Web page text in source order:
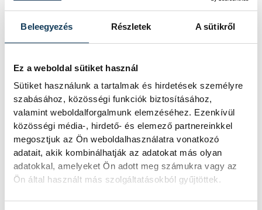
Beleegyezés Részletek A sütikről
Ez a weboldal sütiket használ
Sütiket használunk a tartalmak és hirdetések személyre
szabásához, közösségi funkciók biztosításához,
valamint weboldalforgalmunk elemzéséhez. Ezenkívül
közösségi média-, hirdető- és elemező partnereinkkel
megosztjuk az Ön weboldalhasználatra vonatkozó
adatait, akik kombinálhatják az adatokat más olyan
adatokkal, amelyeket Ön adott meg számukra vagy az
Ön által használt más szolgáltatásokból gyűjtöttek.
kultúra
SZERZŐ
Janni
Anikó